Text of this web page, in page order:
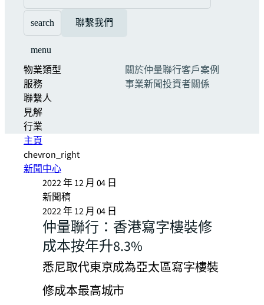
search 聯繫我們
menu
物業類型
服務
聯繫人
見解
行業
關於仲量聯行客戶案例
事業新聞投資者關係
主頁
chevron_right
新聞中心
2022 年 12 月 04 日
新聞稿
2022 年 12 月 04 日
仲量聯行：香港寫字樓裝修
成本按年升8.3%
悉尼取代東京成為亞太區寫字樓裝
修成本最高城市